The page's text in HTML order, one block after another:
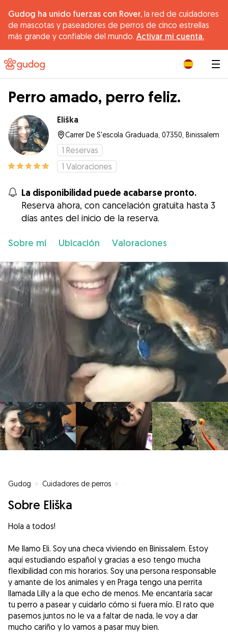
Gudog ha unido fuerzas con Rover, la red de cuidadores
de mascotas y paseadores de perros de cinco estrellas
más grande y confiable del mundo. Activar mi cuenta.
Perro amado, perro feliz.
Eliška
Carrer De S'escola Graduada, 07350, Binissalem
1 Reservas
1 Valoraciones
La disponibilidad puede acabarse pronto.
Reserva ahora, con cancelación gratuita hasta 3
días antes del inicio de la reserva.
Sobre mí Ubicación Valoraciones
Gudog » Cuidadores de perros » Cuidadores de perros en
Sobre Eliška
Hola a todos!
Me llamo Eli. Soy una checa viviendo en Binissalem. Estoy
aquí estudiando español y gracias a eso tengo mucha
flexibilidad con mis horarios. Soy una persona responsable
y amante de los animales y en Praga tengo una perrita
llamada Lilly a la que echo de menos. Me encantaría sacar
tu perro a pasear y cuidarlo cómo si fuera mío. El rato que
pasemos juntos no le va a faltar de nada, le voy a dar
mucho cariño y lo vamos a pasar muy bien.